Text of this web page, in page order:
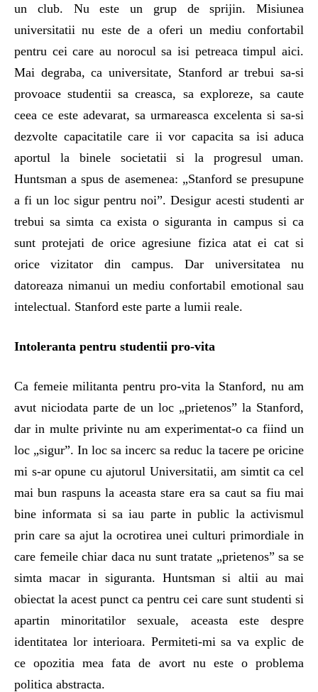
un club. Nu este un grup de sprijin. Misiunea
universitatii nu este de a oferi un mediu confortabil
pentru cei care au norocul sa isi petreaca timpul aici.
Mai degraba, ca universitate, Stanford ar trebui sa-si
provoace studentii sa creasca, sa exploreze, sa caute
ceea ce este adevarat, sa urmareasca excelenta si sa-si
dezvolte capacitatile care ii vor capacita sa isi aduca
aportul la binele societatii si la progresul uman.
Huntsman a spus de asemenea: „Stanford se presupune
a fi un loc sigur pentru noi”. Desigur acesti studenti ar
trebui sa simta ca exista o siguranta in campus si ca
sunt protejati de orice agresiune fizica atat ei cat si
orice vizitator din campus. Dar universitatea nu
datoreaza nimanui un mediu confortabil emotional sau
intelectual. Stanford este parte a lumii reale.
Intoleranta pentru studentii pro-vita
Ca femeie militanta pentru pro-vita la Stanford, nu am
avut niciodata parte de un loc „prietenos” la Stanford,
dar in multe privinte nu am experimentat-o ca fiind un
loc „sigur”. In loc sa incerc sa reduc la tacere pe oricine
mi s-ar opune cu ajutorul Universitatii, am simtit ca cel
mai bun raspuns la aceasta stare era sa caut sa fiu mai
bine informata si sa iau parte in public la activismul
prin care sa ajut la ocrotirea unei culturi primordiale in
care femeile chiar daca nu sunt tratate „prietenos” sa se
simta macar in siguranta. Huntsman si altii au mai
obiectat la acest punct ca pentru cei care sunt studenti si
apartin minoritatilor sexuale, aceasta este despre
identitatea lor interioara. Permiteti-mi sa va explic de
ce opozitia mea fata de avort nu este o problema
politica abstracta.